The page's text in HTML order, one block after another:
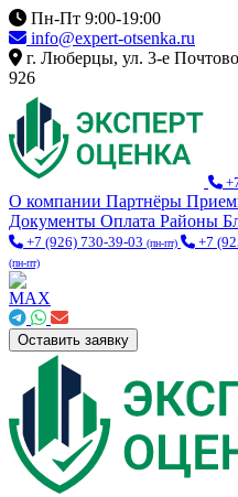
Пн-Пт 9:00-19:00
info@expert-otsenka.ru
г. Люберцы, ул. 3-е
926
О компании Партнёры
Документы Оплата Районы
+7 (926) 730-39-03 (пн-пт) +7
(пн-пт)
Оставить заявку